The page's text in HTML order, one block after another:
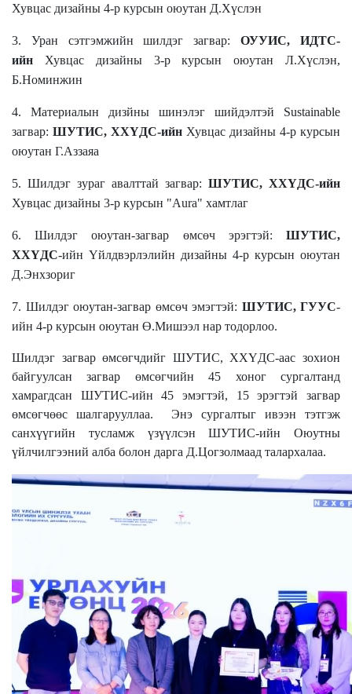
Хувцас дизайны 4-р курсын оюутан Д.Хүслэн
3. Уран сэтгэмжийн шилдэг загвар:ОУУИС, ИДТС-
ийн Хувцас дизайны 3-р курсын оюутан Л.Хүслэн,
Б.Номинжин
4. Материалын дизйны шинэлэг шийдэлтэй Sustainable
загвар: ШУТИС, ХХҮДС-ийн Хувцас дизайны 4-р курсын
оюутан Г.Аззаяа
5. Шилдэг зураг авалттай загвар: ШУТИС, ХХҮДС-ийн
Хувцас дизайны 3-р курсын "Aura" хамтлаг
6. Шилдэг оюутан-загвар өмсөч эрэгтэй: ШУТИС,
ХХҮДС-ийн Үйлдвэрлэлийн дизайны 4-р курсын оюутан
Д.Энхзориг
7. Шилдэг оюутан-загвар өмсөч эмэгтэй: ШУТИС, ГУУС-
ийн 4-р курсын оюутан Ө.Мишээл нар тодорлоо.
Шилдэг загвар өмсөгчдийг ШУТИС, ХХҮДС-аас зохион
байгуулсан загвар өмсөгчийн45 хоног сургалтанд
хамрагдсан ШУТИС-ийн 45 эмэгтэй, 15 эрэгтэй загвар
өмсөгчөөс шалгарууллаа.
Энэ сургалтыг ивээн тэтгэж
санхүүгийн тусламж үзүүлсэн ШУТИС-ийн Оюутны
үйлчилгээний алба болон дарга Д.Цогзолмаад талархалаа.